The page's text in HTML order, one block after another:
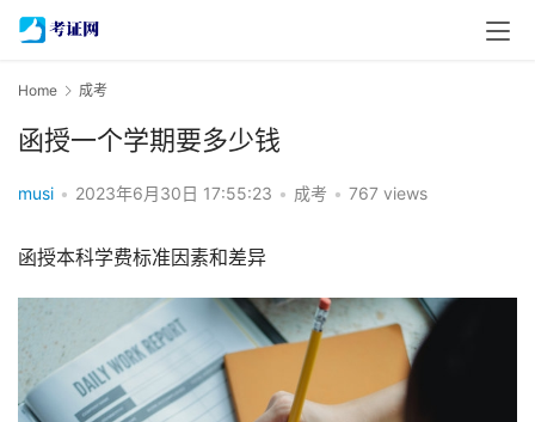
Home 成考
函授一个学期要多少钱
musi • 2023年6月30日 17:55:23 • 成考 • 767 views
函授本科学费标准因素和差异